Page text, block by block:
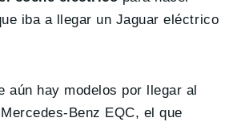
iba a llegar un Jaguar eléctrico
aún hay modelos por llegar al
Benz EQC, el que